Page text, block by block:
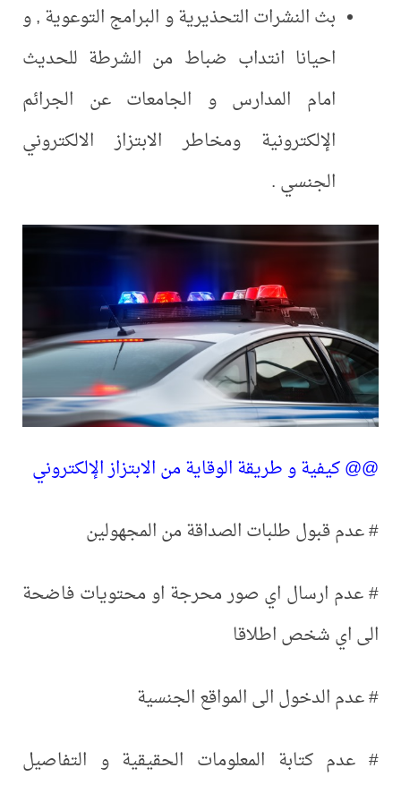
بث النشرات التحذيرية و البرامج التوعوية , و
احيانا انتداب ضباط من الشرطة للحديث
امام المدارس و الجامعات عن الجرائم
الإلكترونية ومخاطر الابتزاز الالكتروني
الجنسي .
@@ كيفية و طريقة الوقاية من الابتزاز الإلكتروني
# عدم قبول طلبات الصداقة من المجهولين
# عدم ارسال اي صور محرجة او محتويات فاضحة
الى اي شخص اطلاقا
# عدم الدخول الى المواقع الجنسية
# عدم كتابة المعلومات الحقيقية و التفاصيل